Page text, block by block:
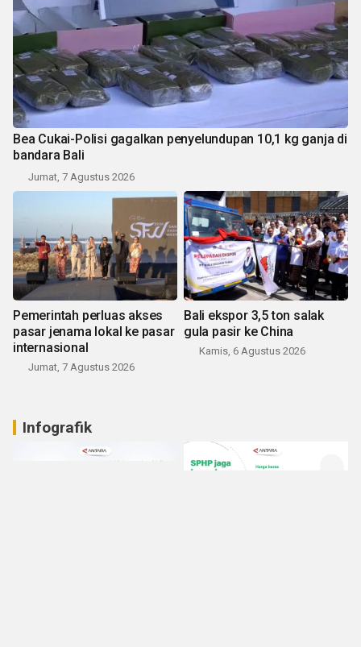
Bea Cukai-Polisi gagalkan penyelundupan 10,1 kg ganja di
bandara Bali
Jumat, 7 Agustus 2026
Pemerintah perluas akses
pasar jenama lokal ke pasar
internasional
Jumat, 7 Agustus 2026
Bali ekspor 3,5 ton salak
gula pasir ke China
Kamis, 6 Agustus 2026
Infografik